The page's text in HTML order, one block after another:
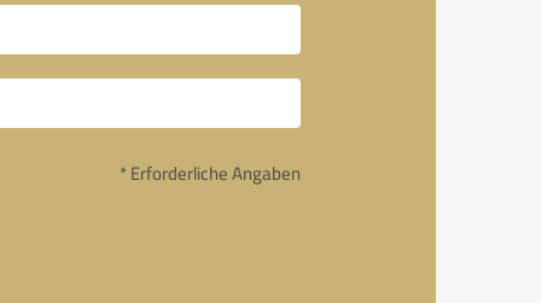
* Erforderliche Angaben